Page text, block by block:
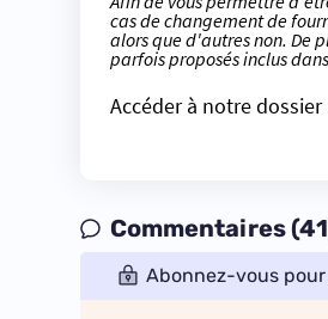
cas de changement de
alors que d'autres non. De
parfois proposés inclus
Accéder à notre
Commentaires
Abonnez-vous